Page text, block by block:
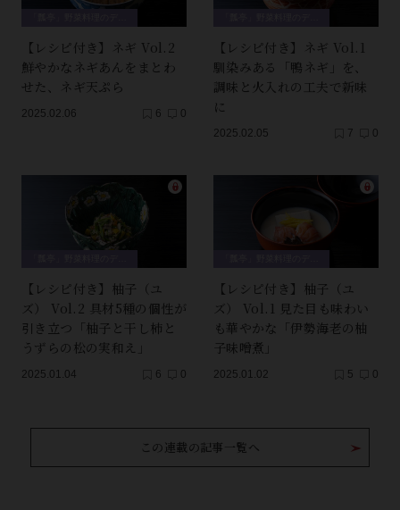
【レシピ付き】ネギ Vol.2
鮮やかなネギあんをまとわ
せた、ネギ天ぷら
2025.02.06 6 0
【レシピ付き】ネギ Vol.1
馴染みある「鴨ネギ」を、
調味と火入れの工夫で新味
に
2025.02.05 7 0
【レシピ付き】柚子（ユ
ズ） Vol.2 具材5種の個性が
引き立つ「柚子と干し柿と
うずらの松の実和え」
2025.01.04 6 0
【レシピ付き】柚子（ユ
ズ） Vol.1 見た目も味わい
も華やかな「伊勢海老の柚
子味噌煮」
2025.01.02 5 0
この連載の記事一覧へ